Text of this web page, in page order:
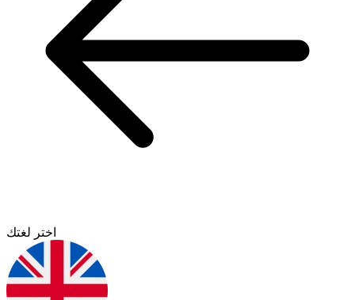
اختر لغتك